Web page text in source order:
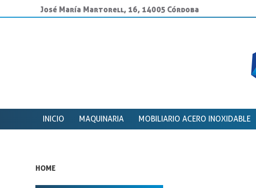
José María Martorell, 16, 14005 Córdoba
INICIO MAQUINARIA MOBILIARIO ACERO INOXIDABLE
HOME